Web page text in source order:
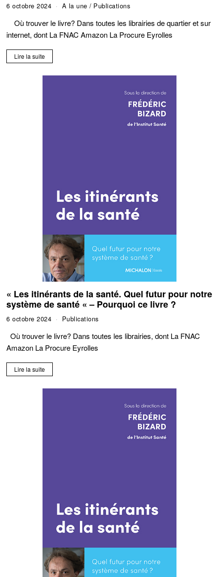
6 octobre 2024 A la une / Publications
Où trouver le livre? Dans toutes les librairies de quartier et sur
internet, dont La FNAC Amazon La Procure Eyrolles
Lire la suite
« Les itinérants de la santé. Quel futur pour notre
système de santé « – Pourquoi ce livre ?
6 octobre 2024 Publications
Où trouver le livre? Dans toutes les librairies, dont La FNAC
Amazon La Procure Eyrolles
Lire la suite